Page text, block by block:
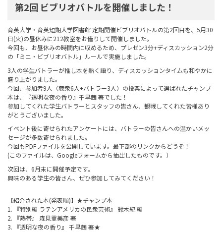
第2回 ビブリオバトルを開催しました！
育英大学・育英短期大学図書館 定期開催ビブリオバトルの第2回目を、5月30
日(火)の昼休みに212教室をお借りして開催しました。
今回も、お昼休みの時間内に収めるため、プレゼン3分+ディスカッション2分
の「ミニ・ビブリオバトル」ルールで実施しました。
3人の学生バトラーが推し本を熱く語り、ディスカッションタイムも和やかに
盛り上がりました。
今回、参加者9人（聴衆6人+バトラー3人）の投票によって選ばれたチャンプ
本は、『透明な夜の香り』千早茜 著でした！
参加してくれた学生バトラーとスタッフの皆さん、観戦してくれた皆様あり
がとうございました。
イベント後に寄せられたアンケートには、バトラーの皆さんへの温かいメッ
セージが多数寄せられました。
今回もPDFファイルを公開しています。最下部のリンクからどうぞ！
(このファイルは、Googleフォームから抽出したものです。）
次回は、6月末に開催予定です。
興味のある学生の皆さん、ぜひ参加してみてください！
【紹介された本(発表順)】★チャンプ本
1. 『特別編 ラテンアメリカの民衆芸術』 鈴木紀 編
2. 『熱帯』 森見登美彦 著
3. 『透明な夜の香り』 千早茜 著★